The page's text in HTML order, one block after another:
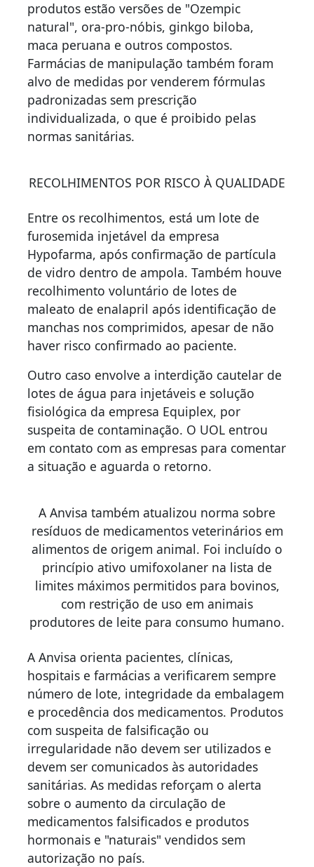
produtos estão versões de "Ozempic
natural", ora-pro-nóbis, ginkgo biloba,
maca peruana e outros compostos.
Farmácias de manipulação também foram
alvo de medidas por venderem fórmulas
padronizadas sem prescrição
individualizada, o que é proibido pelas
normas sanitárias.
RECOLHIMENTOS POR RISCO À QUALIDADE
Entre os recolhimentos, está um lote de
furosemida injetável da empresa
Hypofarma, após confirmação de partícula
de vidro dentro de ampola. Também houve
recolhimento voluntário de lotes de
maleato de enalapril após identificação de
manchas nos comprimidos, apesar de não
haver risco confirmado ao paciente.
Outro caso envolve a interdição cautelar de
lotes de água para injetáveis e solução
fisiológica da empresa Equiplex, por
suspeita de contaminação. O UOL entrou
em contato com as empresas para comentar
a situação e aguarda o retorno.
A Anvisa também atualizou norma sobre
resíduos de medicamentos veterinários em
alimentos de origem animal. Foi incluído o
princípio ativo umifoxolaner na lista de
limites máximos permitidos para bovinos,
com restrição de uso em animais
produtores de leite para consumo humano.
A Anvisa orienta pacientes, clínicas,
hospitais e farmácias a verificarem sempre
número de lote, integridade da embalagem
e procedência dos medicamentos. Produtos
com suspeita de falsificação ou
irregularidade não devem ser utilizados e
devem ser comunicados às autoridades
sanitárias. As medidas reforçam o alerta
sobre o aumento da circulação de
medicamentos falsificados e produtos
hormonais e "naturais" vendidos sem
autorização no país.